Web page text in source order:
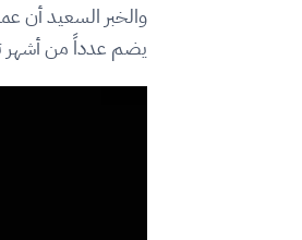
والخبر السعيد أن
يضم عدداً من أشهر